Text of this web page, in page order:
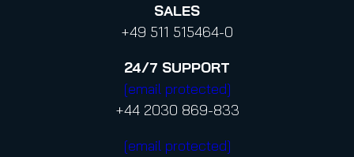
SALES
+49 511 515464-0
24/7 SUPPORT
[email protected]
+44 2030 869-833
[email protected]